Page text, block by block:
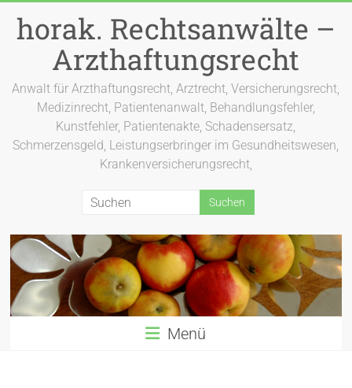
Inhalt
springen
horak. Rechtsanwälte –
Arzthaftungsrecht
Anwalt für Arzthaftungsrecht, Arztrecht, Versicherungsrecht,
Medizinrecht, Patientenanwalt, Behandlungsfehler,
Kunstfehler, Patientenakte, Schadensersatz,
Schmerzensgeld, Leistungserbringer im Gesundheitswesen,
Krankenversicherungsrecht,
Menü